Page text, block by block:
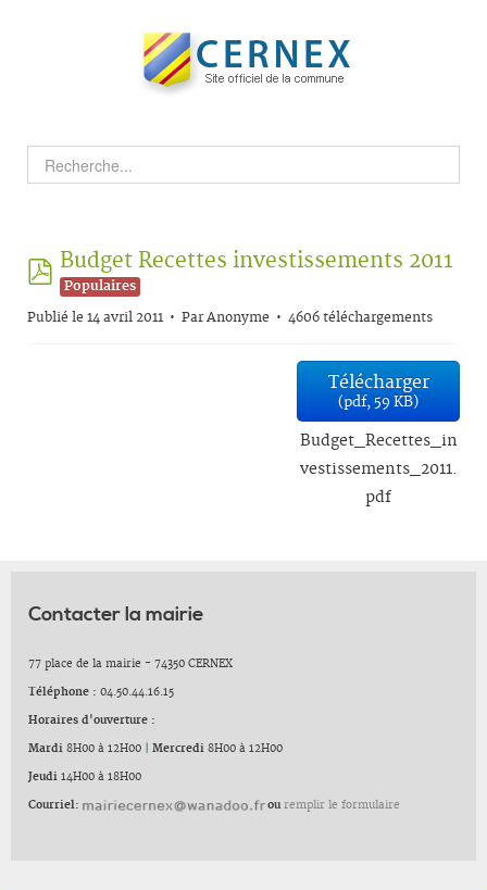
pdf
Budget Recettes investissements 2011
Populaires
Publié le 14 avril 2011
ParAnonyme 4606 téléchargements
Télécharger
(pdf,59 KB)
Budget_Recettes_in
vestissements_2011.
pdf
Contacter la mairie
77 place de la mairie - 74350 CERNEX
Téléphone : 04.50.44.16.15
Horaires d'ouverture :
Mardi 8H00 à 12H00 Mercredi 8H00 à 12H00
Jeudi 14H00 à 18H00
Courriel: ou remplir le formulaire